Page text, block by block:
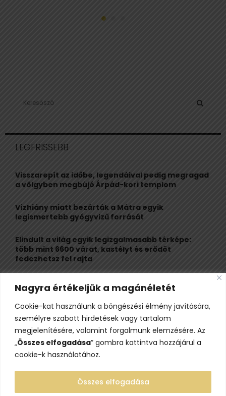
Nagyra értékeljük a magánéletét
Cookie-kat használunk a böngészési élmény javítására,
személyre szabott hirdetések vagy tartalom
megjelenítésére, valamint forgalmunk elemzésére. Az
„Összes elfogadása” gombra kattintva hozzájárul a
cookie-k használatához.
Összes elfogadása
h
o
r
LEGFRISSEBB
Visszarepít az időbe, legendáival pedig megragad
a völgyben megbújó Árpád-kori templom
Vízhiány miatt bezárták a Mátra egyik
legismertebb gyógyvizű forrását
Elindult a világ egyik legizgalmasabb térképe:
több mint 6600 várat, kastélyt és erődöt
fedezhetsz fel rajta
Kigyulladt a Szőke Tisza legendás hajóroncsa,
nagy erőkkel vonultak a tűzoltók
Életveszélyes fenyegetést kapott, elmarad Majka
erdélyi koncertje